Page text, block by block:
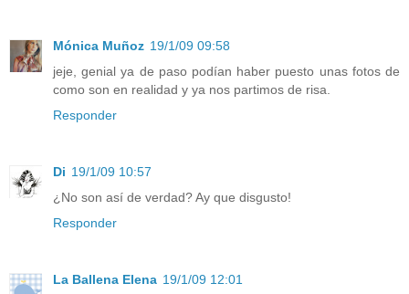
Mónica Muñoz 19/1/09 09:58
jeje, genial ya de paso podían haber puesto unas fotos de
como son en realidad y ya nos partimos de risa.
Responder
Di 19/1/09 10:57
¿No son así de verdad? Ay que disgusto!
Responder
La Ballena Elena 19/1/09 12:01